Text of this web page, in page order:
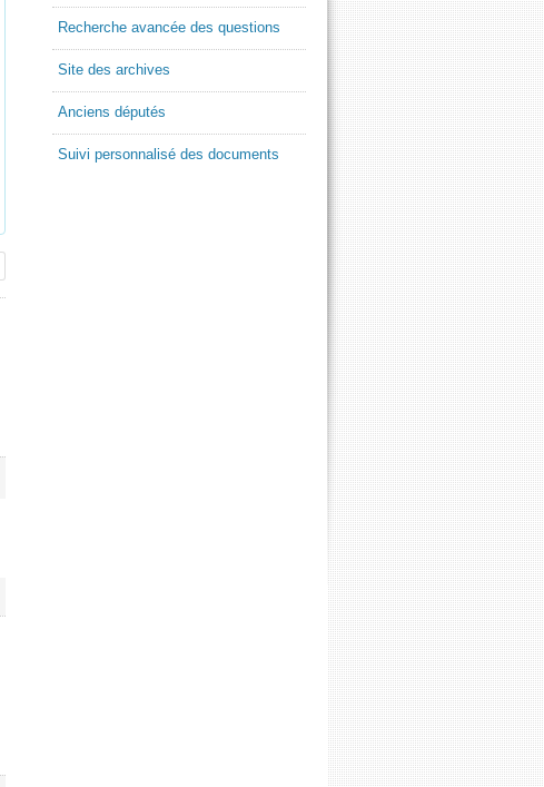
Recherche avancée des questions
Site des archives
Anciens députés
Suivi personnalisé des documents